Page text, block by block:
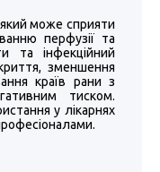
може сприяти
перфузії та
та інфекційний
зменшення
країв рани з
тиском.
у лікарнях